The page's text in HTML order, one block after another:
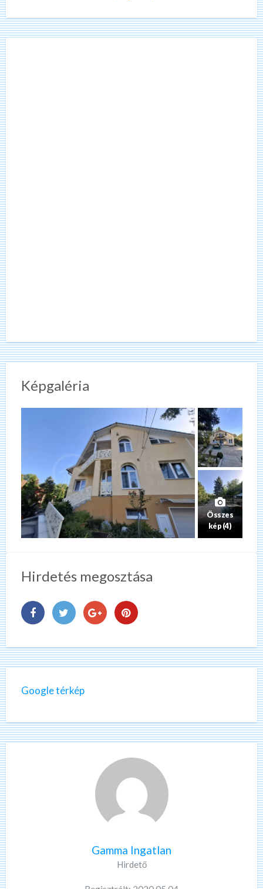
Képgaléria
Összes
kép (4)
Hirdetés megosztása
Google térkép
Gamma Ingatlan
Hirdető